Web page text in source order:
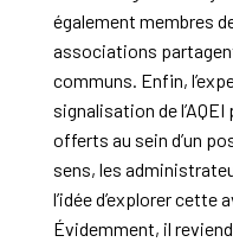
également membres
associations
communs. Enfin,
signalisation de
offerts au sein d’un
sens, les
l’idée d’explorer cette
Évidemment, il